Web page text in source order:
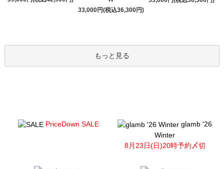
33,000円(税込36,300円)
もっと見る
PriceDown SALE
glamb '26
Winter
8月23日(日)20時予約〆切